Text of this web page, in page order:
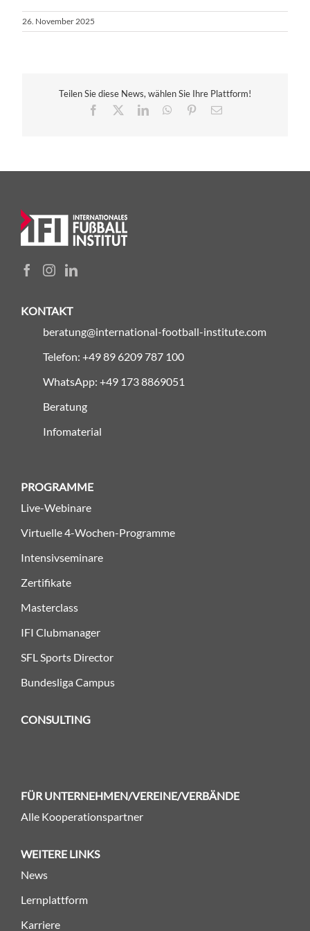
26. November 2025
Teilen Sie diese News, wählen Sie Ihre Plattform!
Facebook
LinkedInWhatsApp
Pinterest
E-
KONTAKT
beratung@international-football-institute.com
Telefon: +49 89 6209 787 100
WhatsApp: +49 173 8869051
Beratung
Infomaterial
PROGRAMME
Live-Webinare
Virtuelle 4-Wochen-Programme
Intensivseminare
Zertifikate
Masterclass
IFI Clubmanager
SFL Sports Director
Bundesliga Campus
CONSULTING
FÜR UNTERNEHMEN/VEREINE/VERBÄNDE
Alle Kooperationspartner
WEITERE LINKS
News
Lernplattform
Karriere